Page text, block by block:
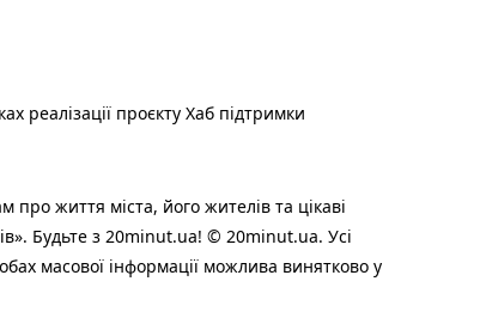
реалізації проєкту Хаб підтримки
життя міста, його жителів та цікаві
Будьте з 20minut.ua! © 20minut.ua. Усі
масової інформації можлива винятково у